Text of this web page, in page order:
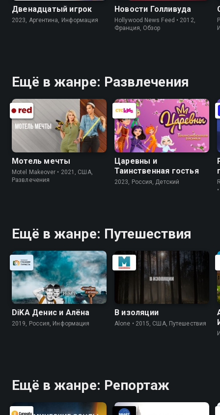
Двенадцатый игрок
2023, Аргентина, Информация
Новости Голливуда
Hollywood News Feed • 2012,
Франция, Обзор
Ещё в жанре: Развлечения
Мотель мечты
Motel Makeover • 2021, США,
Развлечения
Царевны и
Таинственная гостья
2023, Россия, Детский
Ещё в жанре: Путешествия
DiKA Денис и Алёна
2019, Россия, Информация
В изоляции
Alone • 2015, США, Путешествия
Ещё в жанре: Репортаж